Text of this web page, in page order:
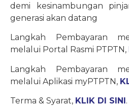
demi kesinambungan
generasi akan datang
Langkah Pembayaran
melalui Portal Rasmi PTPTN,
Langkah Pembayaran
melalui Aplikasi myPTPTN,
Terma & Syarat, KLIK DI SINI.